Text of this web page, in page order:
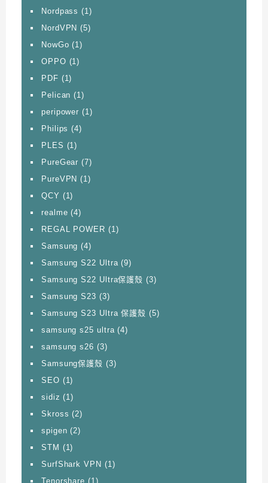
Nordpass (1)
NordVPN (5)
NowGo (1)
OPPO (1)
PDF (1)
Pelican (1)
peripower (1)
Philips (4)
PLES (1)
PureGear (7)
PureVPN (1)
QCY (1)
realme (4)
REGAL POWER (1)
Samsung (4)
Samsung S22 Ultra(9)
Samsung S22 Ultra保護殼 (3)
Samsung S23 (3)
Samsung S23 Ultra 保護殼 (5)
samsung s25 ultra(4)
samsung s26 (3)
Samsung保護殼 (3)
SEO (1)
sidiz (1)
Skross (2)
spigen (2)
STM (1)
SurfShark VPN (1)
Tenorshare (1)